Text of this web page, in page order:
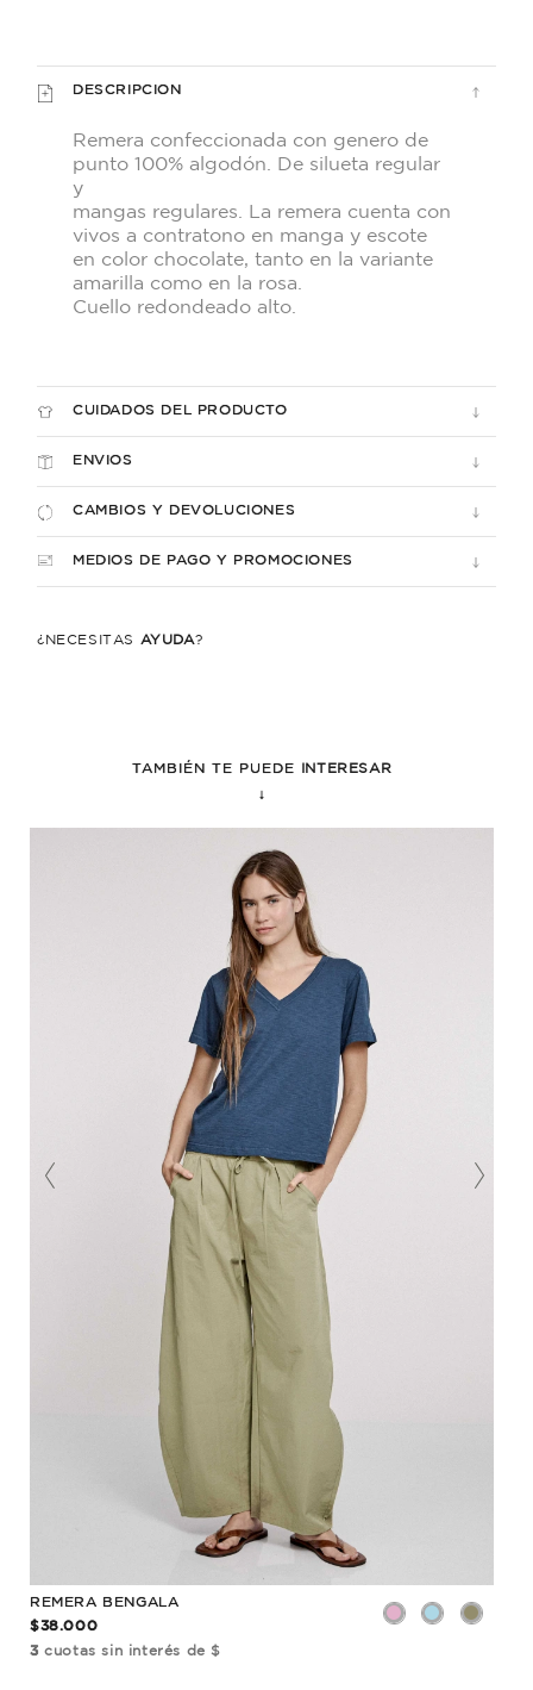
DESCRIPCION
Remera confeccionada con genero de
punto 100% algodón. De silueta regular
y
mangas regulares. La remera cuenta con
vivos a contratono en manga y escote
en color chocolate, tanto en la variante
amarilla como en la rosa.
Cuello redondeado alto.
CUIDADOS DEL PRODUCTO
ENVIOS
CAMBIOS Y DEVOLUCIONES
MEDIOS DE PAGO Y PROMOCIONES
¿NECESITÁS AYUDA?
TAMBIÉN TE PUEDE
INTERESAR
↓
REMERA BENGALA
$38.000
3 cuotas sin interés de $